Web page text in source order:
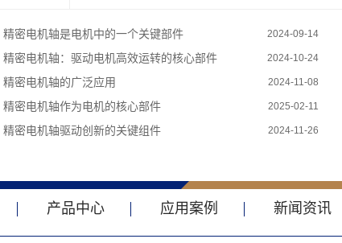
精密电机轴是电机中的一个关键部件 2024-09-14
精密电机轴：驱动电机高效运转的核心部件 2024-10-24
精密电机轴的广泛应用 2024-11-08
精密电机轴作为电机的核心部件 2025-02-11
精密电机轴驱动创新的关键组件 2024-11-26
产品中心 应用案例 新闻资讯